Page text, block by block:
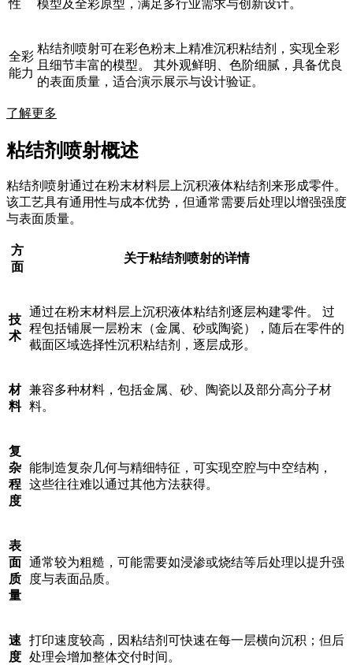
性
模型及全彩原型，满足多行业需求与创新设计。
全彩
能力
粘结剂喷射可在彩色粉末上精准沉积粘结剂，实现全彩
且细节丰富的模型。 其外观鲜明、色阶细腻，具备优良
的表面质量，适合演示展示与设计验证。
了解更多
粘结剂喷射概述
粘结剂喷射通过在粉末材料层上沉积液体粘结剂来形成零件。
该工艺具有通用性与成本优势，但通常需要后处理以增强强度
与表面质量。
方
面
关于粘结剂喷射的详情
技
术
通过在粉末材料层上沉积液体粘结剂逐层构建零件。 过
程包括铺展一层粉末（金属、砂或陶瓷），随后在零件的
截面区域选择性沉积粘结剂，逐层成形。
材
料
兼容多种材料，包括金属、砂、陶瓷以及部分高分子材
料。
复
杂
程
度
能制造复杂几何与精细特征，可实现空腔与中空结构，
这些往往难以通过其他方法获得。
表
面
质
量
通常较为粗糙，可能需要如浸渗或烧结等后处理以提升强
度与表面品质。
速
度
打印速度较高，因粘结剂可快速在每一层横向沉积；但后
处理会增加整体交付时间。